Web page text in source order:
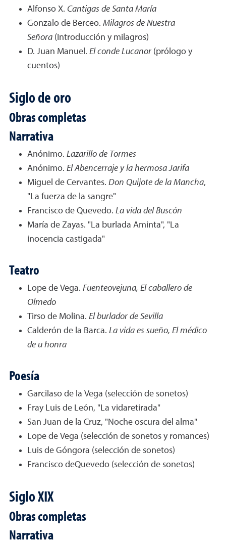
Alfonso X. Cantigas de Santa María
Gonzalo de Berceo. Milagros de Nuestra
Señora (Introducción y milagros)
D. Juan Manuel. El conde Lucanor (prólogo y
cuentos)
Siglo de oro
Obras completas
Narrativa
Anónimo. Lazarillo de Tormes
Anónimo. El Abencerraje y la hermosa Jarifa
Miguel de Cervantes. Don Quijote de la Mancha,
"La fuerza de la sangre"
Francisco de Quevedo. La vida del Buscón
María de Zayas. "La burlada Aminta", "La
inocencia castigada"
Teatro
Lope de Vega. Fuenteovejuna, El caballero de
Olmedo
Tirso de Molina. El burlador de Sevilla
Calderón de la Barca. La vida es sueño, El médico
de u honra
Poesía
Garcilaso de la Vega (selección de sonetos)
Fray Luis de León, "La vidaretirada"
San Juan de la Cruz, "Noche oscura del alma"
Lope de Vega (selección de sonetos y romances)
Luis de Góngora (selección de sonetos)
Francisco deQuevedo (selección de sonetos)
Siglo XIX
Obras completas
Narrativa